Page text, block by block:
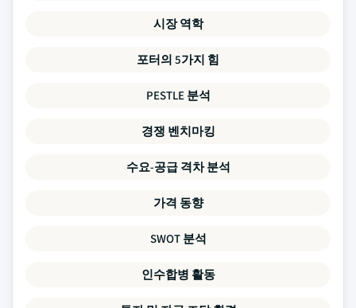
시장 역학
포터의 5가지 힘
PESTLE 분석
경쟁 벤치마킹
수요-공급 격차 분석
가격 동향
SWOT 분석
인수합병 활동